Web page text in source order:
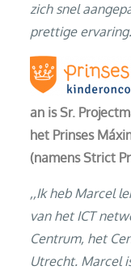
zich snel
prettige
an is Sr.
het Prinses
(namens Strict
,,Ik heb Marcel
van het ICT
Centrum, het
Utrecht. Marcel